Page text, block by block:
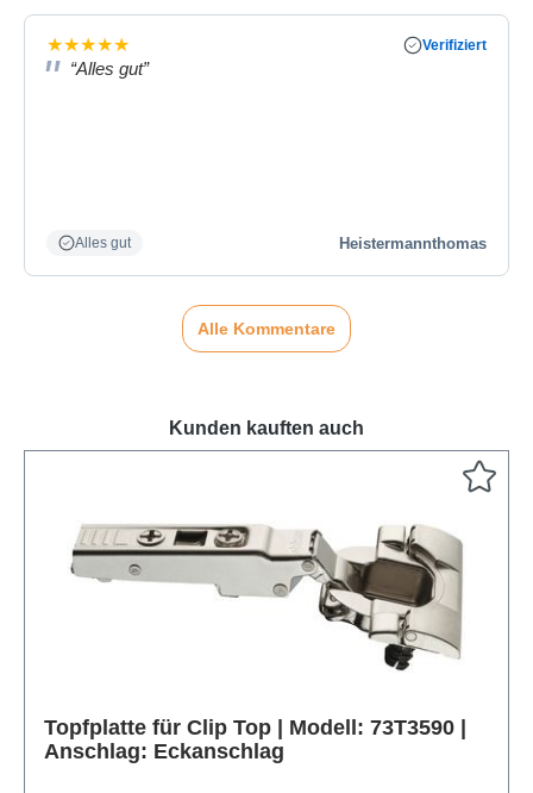
★★★★★ Verifiziert
“Alles gut”
Alles gut Heistermannthomas
Alle Kommentare
Kunden kauften auch
Topfplatte für Clip Top | Modell: 73T3590 |
Anschlag: Eckanschlag